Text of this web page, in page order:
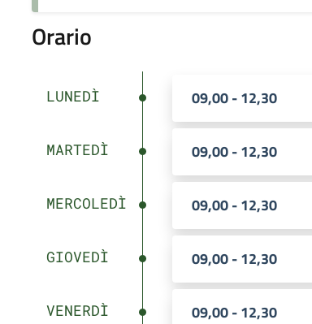
Orario
LUNEDÌ 09,00 - 12,30
MARTEDÌ 09,00 - 12,30
MERCOLEDÌ 09,00 - 12,30
GIOVEDÌ 09,00 - 12,30
VENERDÌ 09,00 - 12,30